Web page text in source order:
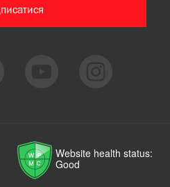
Website health status:
Good